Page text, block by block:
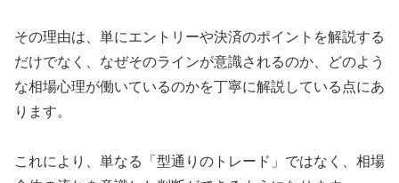
その理由は、単にエントリーや決済のポイントを解説する
だけでなく、なぜそのラインが意識されるのか、どのよう
な相場心理が働いているのかを丁寧に解説している点にあ
ります。
これにより、単なる「型通りのトレード」ではなく、相場